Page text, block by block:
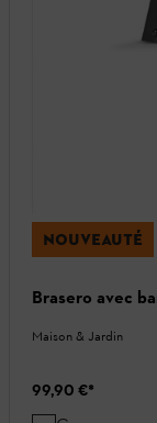
NOUVEAUTÉ
Brasero avec
Maison & Jardin
99,90 €*